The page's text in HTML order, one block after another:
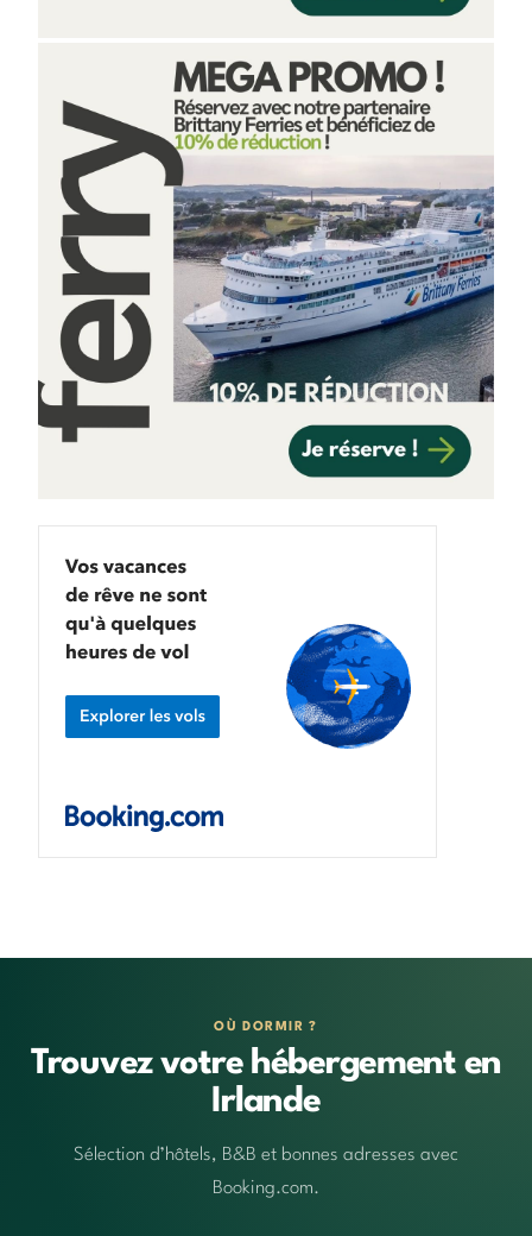
OÙ DORMIR ?
Trouvez votre hébergement en
Irlande
Sélection d’hôtels, B&B et bonnes adresses avec
Booking.com.